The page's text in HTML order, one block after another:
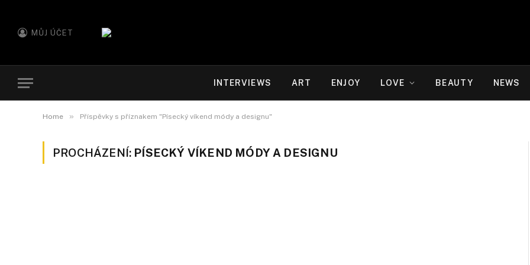
MŮJ ÚČET
INTERVIEWS ART ENJOY LOVE BEAUTY NEWS
Home » Příspěvky s příznakem "Písecký víkend módy a designu"
PROCHÁZENÍ: PÍSECKÝ VÍKEND MÓDY A DESIGNU